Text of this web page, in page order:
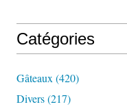
Catégories
Gâteaux (420)
Divers(217)